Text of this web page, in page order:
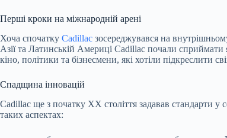
Перші кроки на міжнародній арені
Хоча спочатку Cadillac зосереджувався на
Азії та Латинській Америці Cadillac почали сприймати
кіно, політики та бізнесмени, які хотіли підкреслити
Спадщина інновацій
Cadillac ще з початку XX століття задавав стандарти
таких аспектах: